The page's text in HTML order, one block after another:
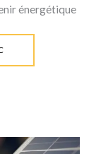
énergétique